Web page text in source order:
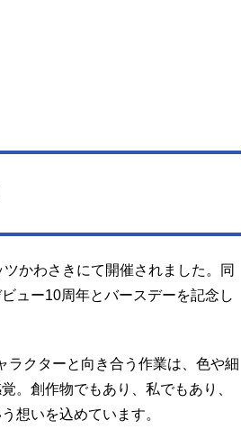
かわさきにて開催されました。同
ュー10周年とバースデーを記念し
ラクターと向き合う作業は、色や細
。創作物でもあり、私でもあり、
想いを込めています。